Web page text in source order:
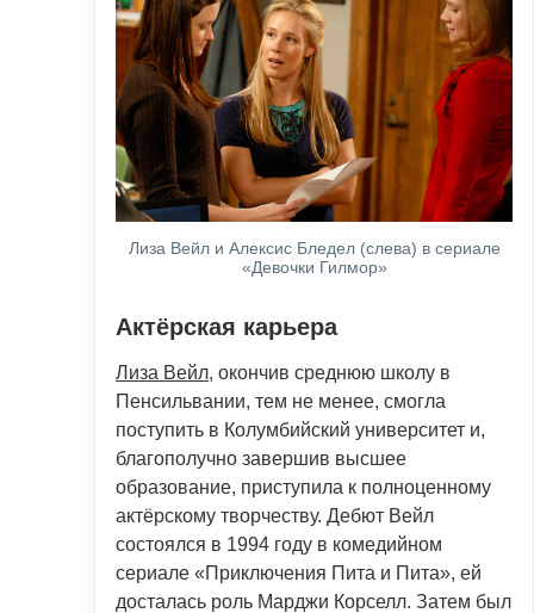
Лиза Вейл и Алексис Бледел (слева) в сериале
«Девочки Гилмор»
Актёрская карьера
Лиза Вейл, окончив среднюю школу в
Пенсильвании, тем не менее, смогла
поступить в Колумбийский университет и,
благополучно завершив высшее
образование, приступила к полноценному
актёрскому творчеству. Дебют Вейл
состоялся в 1994 году в комедийном
сериале «Приключения Пита и Пита», ей
досталась роль Марджи Корселл. Затем был